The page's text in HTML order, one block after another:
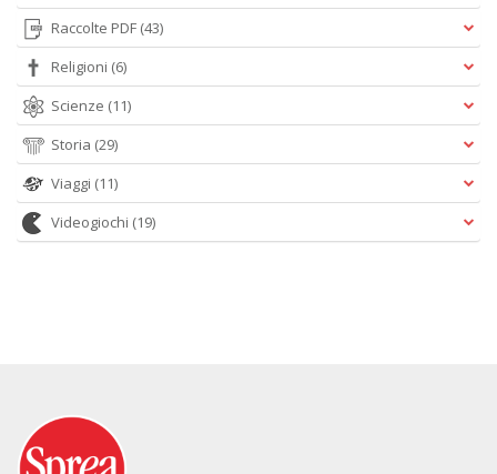
Raccolte PDF (43)
Religioni (6)
Scienze (11)
Storia (29)
Viaggi (11)
Videogiochi (19)